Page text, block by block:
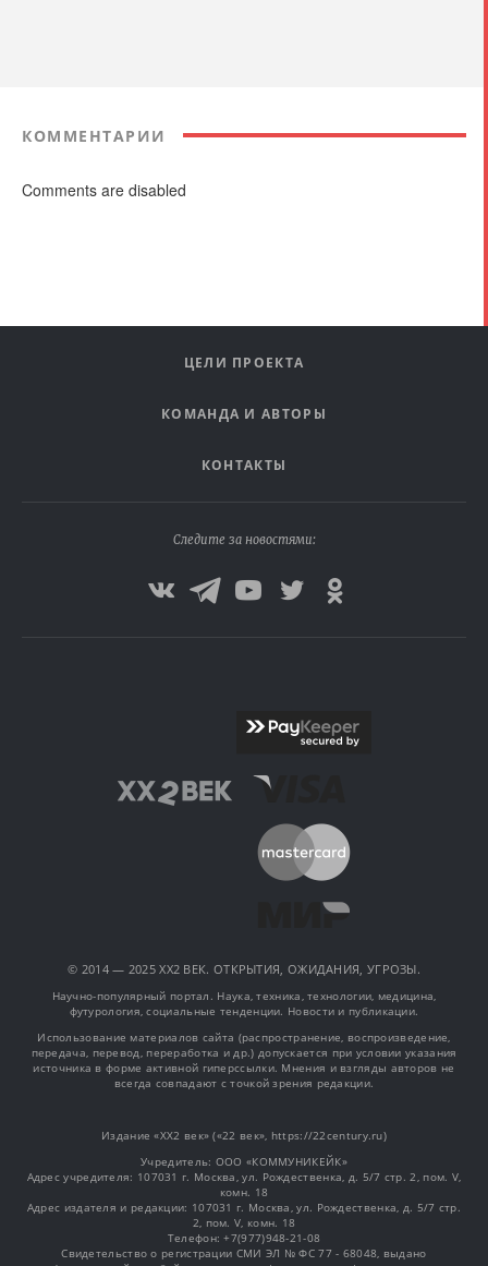
КОММЕНТАРИИ
Comments are disabled
ЦЕЛИ ПРОЕКТА
КОМАНДА И АВТОРЫ
КОНТАКТЫ
Следите за новостями:
© 2014 — 2025 XX2 ВЕК. ОТКРЫТИЯ, ОЖИДАНИЯ, УГРОЗЫ.
Научно-популярный портал. Наука, техника, технологии, медицина,
футурология, социальные тенденции. Новости и публикации.
Использование материалов сайта (распространение, воспроизведение,
передача, перевод, переработка и др.) допускается при условии указания
источника в форме активной гиперссылки. Мнения и взгляды авторов не
всегда совпадают с точкой зрения редакции.
Издание «XX2 век» («22 век», https://22century.ru)
Учредитель: OOO «КОММУНИКЕЙК»
Адрес учредителя: 107031 г. Москва, ул. Рождественка, д. 5/7 стр. 2, пом. V,
комн. 18
Адрес издателя и редакции: 107031 г. Москва, ул. Рождественка, д. 5/7 стр.
2, пом. V, комн. 18
Телефон: +7(977)948-21-08
Свидетельство о регистрации СМИ ЭЛ № ФС 77 - 68048, выдано